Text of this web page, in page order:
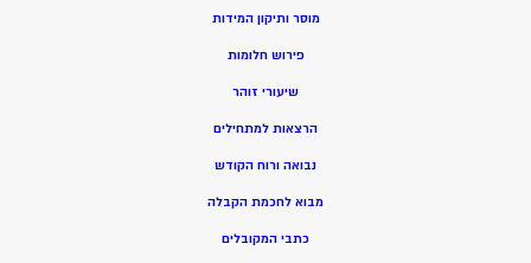
מוסר ותיקון המידות
פירוש חלומות
שיעורי זוהר
הרצאות למתחילים
נבואה ורוח הקודש
מבוא לחכמת הקבלה
כתבי המקובלים